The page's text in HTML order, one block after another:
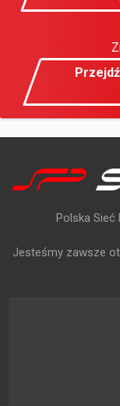
Polska
Jesteśmy zawsze